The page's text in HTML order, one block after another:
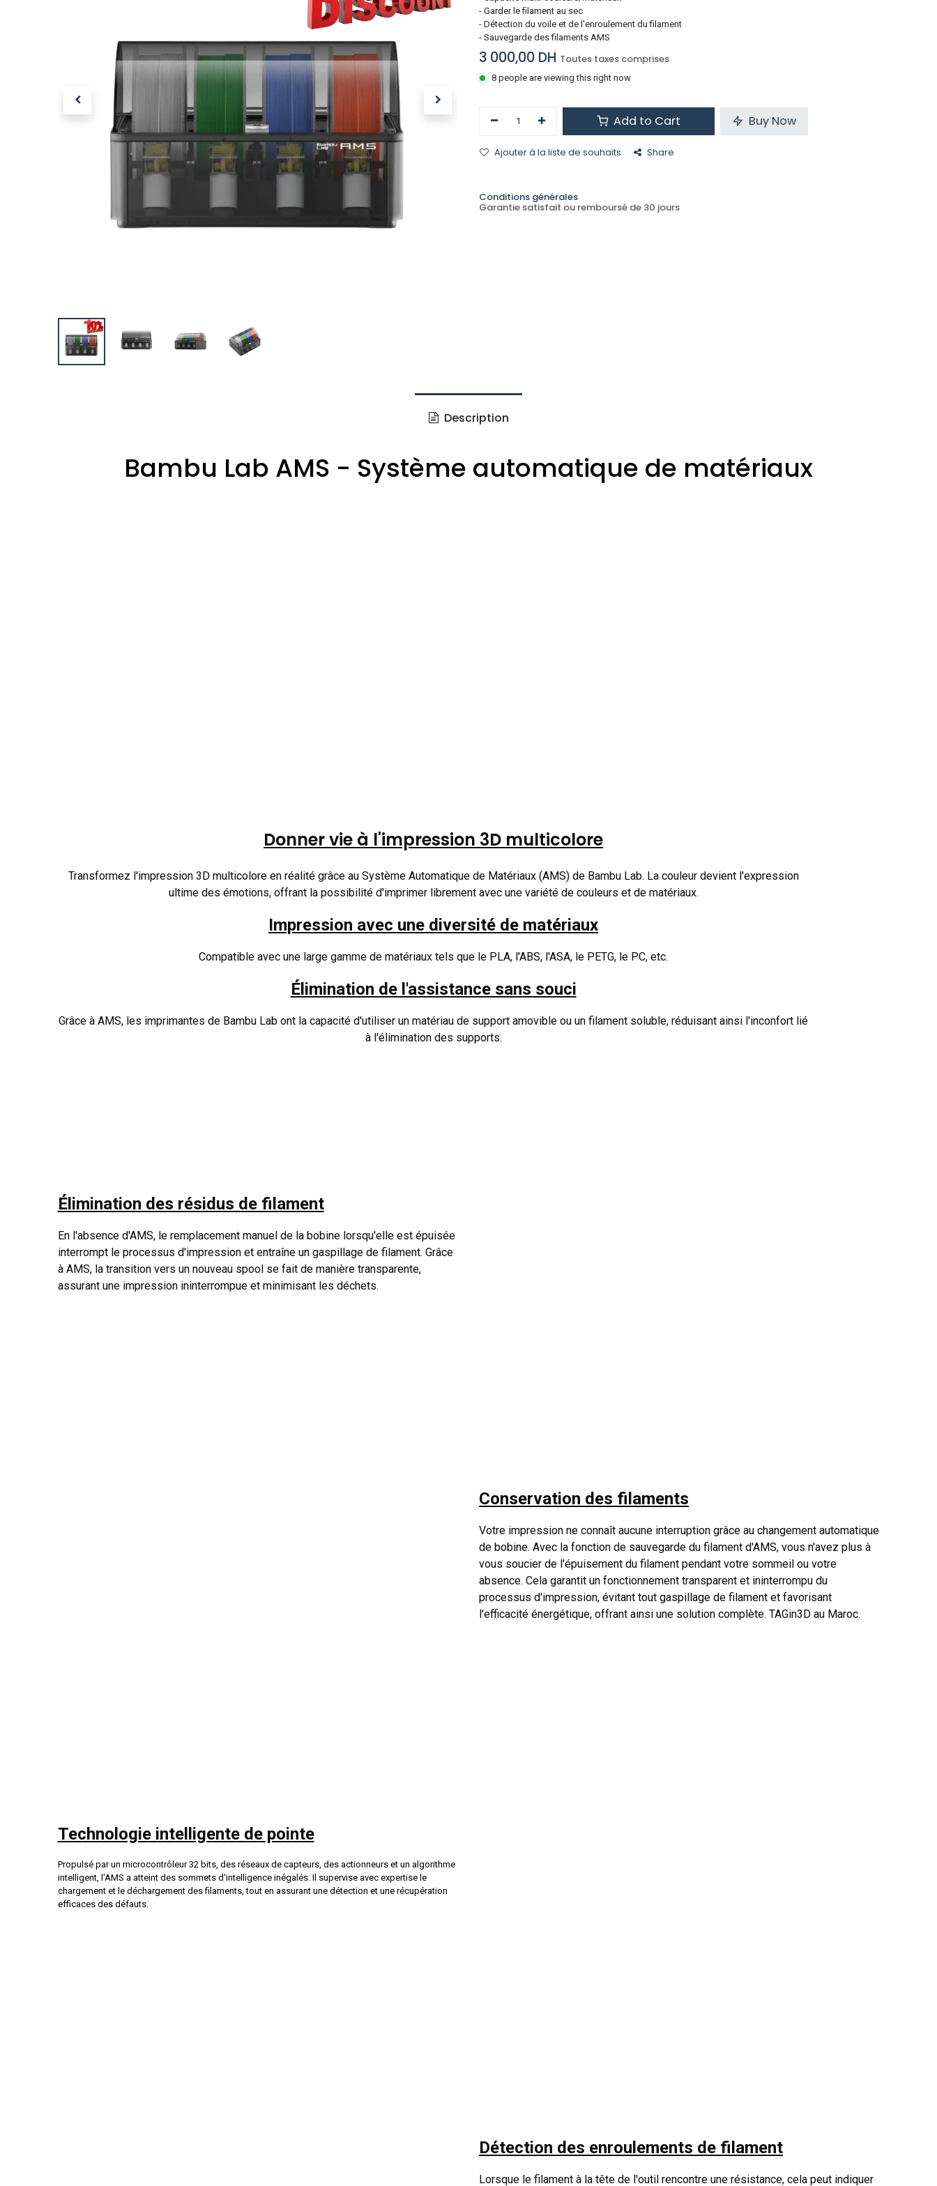
- Garder le filament au sec
- Détection du voile et de l'enroulement du filament
- Sauvegarde des filaments AMS
3 000,00 DH Toutes taxes comprises
8 people are viewing this right now
Add to Cart Buy Now
Ajouter à la liste de souhaits Share
Conditions générales
Garantie satisfait ou remboursé de 30 jours
Description
Bambu Lab AMS - Système automatique de matériaux
Donner vie à l'impression 3D multicolore
Transformez l'impression 3D multicolore en réalité grâce au Système Automatique de Matériaux (AMS) de Bambu Lab. La couleur devient l'expression
ultime des émotions, offrant la possibilité d'imprimer librement avec une variété de couleurs et de matériaux.
Impression avec une diversité de matériaux
Compatible avec une large gamme de matériaux tels que le PLA, l'ABS, l'ASA, le PETG, le PC, etc.
Élimination de l'assistance sans souci
Grâce à AMS, les imprimantes de Bambu Lab ont la capacité d'utiliser un matériau de support amovible ou un filament soluble, réduisant ainsi l'inconfort lié
à l'élimination des supports.
Élimination des résidus de filament
En l'absence d'AMS, le remplacement manuel de la bobine lorsqu'elle est épuisée
interrompt le processus d'impression et entraîne un gaspillage de filament. Grâce
à AMS, la transition vers un nouveau spool se fait de manière transparente,
assurant une impression ininterrompue et minimisant les déchets.
Conservation des filaments
Votre impression ne connaît aucune interruption grâce au changement automatique
de bobine. Avec la fonction de sauvegarde du filament d'AMS, vous n'avez plus à
vous soucier de l'épuisement du filament pendant votre sommeil ou votre
absence. Cela garantit un fonctionnement transparent et ininterrompu du
processus d'impression, évitant tout gaspillage de filament et favorisant
l'efficacité énergétique, offrant ainsi une solution complète. TAGin3D au Maroc.
Technologie intelligente de pointe
Propulsé par un microcontrôleur 32 bits, des réseaux de capteurs, des actionneurs et un algorithme
intelligent, l'AMS a atteint des sommets d'intelligence inégalés. Il supervise avec expertise le
chargement et le déchargement des filaments, tout en assurant une détection et une récupération
efficaces des défauts.
Détection des enroulements de filament
Lorsque le filament à la tête de l'outil rencontre une résistance, cela peut indiquer